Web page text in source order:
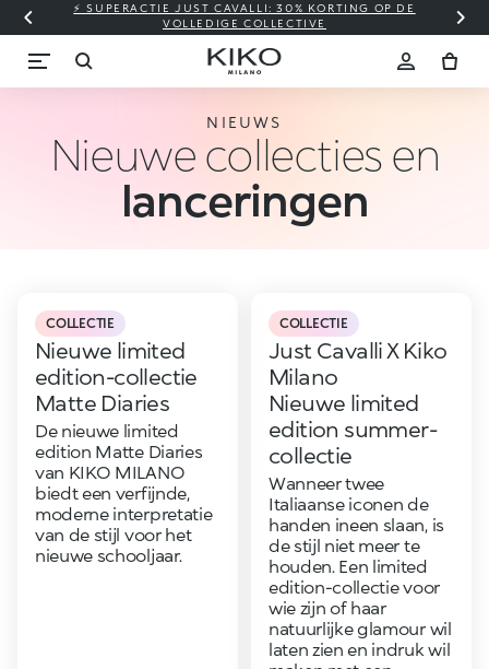
⚡ SUPERACTIE JUST CAVALLI: 30% KORTING OP DE
VOLLEDIGE COLLECTIVE
NIEUWS
Nieuwe collecties en
lanceringen
COLLECTIE
Nieuwe limited
edition-collectie
Matte Diaries
De nieuwe limited
edition Matte Diaries
van KIKO MILANO
biedt een verfijnde,
moderne interpretatie
van de stijl voor het
nieuwe schooljaar.
COLLECTIE
Just Cavalli X Kiko
Milano
Nieuwe limited
edition summer-
collectie
Wanneer twee
Italiaanse iconen de
handen ineen slaan, is
de stijl niet meer te
houden. Een limited
edition-collectie voor
wie zijn of haar
natuurlijke glamour wil
laten zien en indruk wil